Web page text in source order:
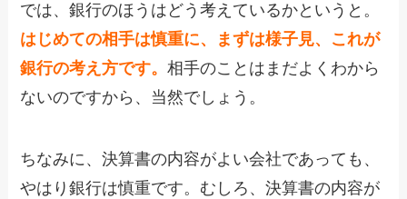
では、銀行のほうはどう考えているかというと。
はじめての相手は慎重に、まずは様子見、これが
銀行の考え方です。相手のことはまだよくわから
ないのですから、当然でしょう。
ちなみに、決算書の内容がよい会社であっても、
やはり銀行は慎重です。むしろ、決算書の内容が